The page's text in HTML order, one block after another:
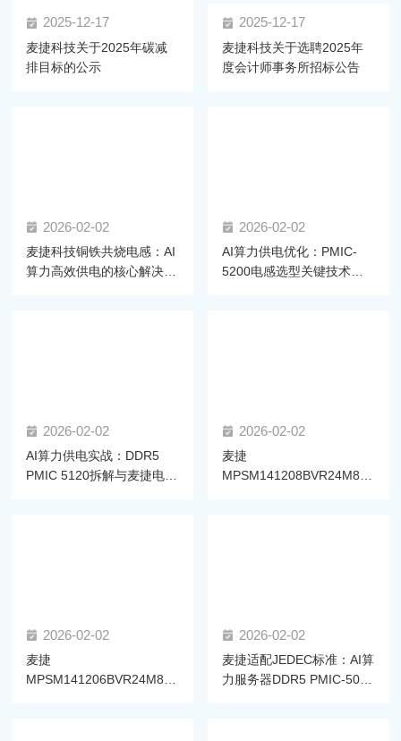
2025-12-17
麦捷科技关于2025年碳减
排目标的公示
2025-12-17
麦捷科技关于选聘2025年
度会计师事务所招标公告
2026-02-02
麦捷科技铜铁共烧电感：AI
算力高效供电的核心解决方
2026-02-02
AI算力供电优化：PMIC-
5200电感选型关键技术与
2026-02-02
AI算力供电实战：DDR5
PMIC 5120拆解与麦捷电感
2026-02-02
麦捷
MPSM141208BVR24M86-
2026-02-02
麦捷
MPSM141206BVR24M86-
2026-02-02
麦捷适配JEDEC标准：AI算
力服务器DDR5 PMIC-5020